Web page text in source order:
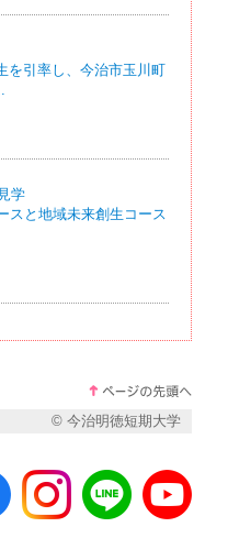
引率し、今治市玉川町
学
スと地域未来創生コース
© 今治明徳短期大学